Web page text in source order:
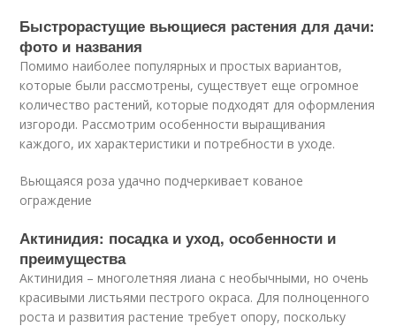
Быстрорастущие вьющиеся растения для дачи:
фото и названия
Помимо наиболее популярных и простых вариантов,
которые были рассмотрены, существует еще огромное
количество растений, которые подходят для оформления
изгороди. Рассмотрим особенности выращивания
каждого, их характеристики и потребности в уходе.
Вьющаяся роза удачно подчеркивает кованое
ограждение
Актинидия: посадка и уход, особенности и
преимущества
Актинидия – многолетняя лиана с необычными, но очень
красивыми листьями пестрого окраса. Для полноценного
роста и развития растение требует опору, поскольку